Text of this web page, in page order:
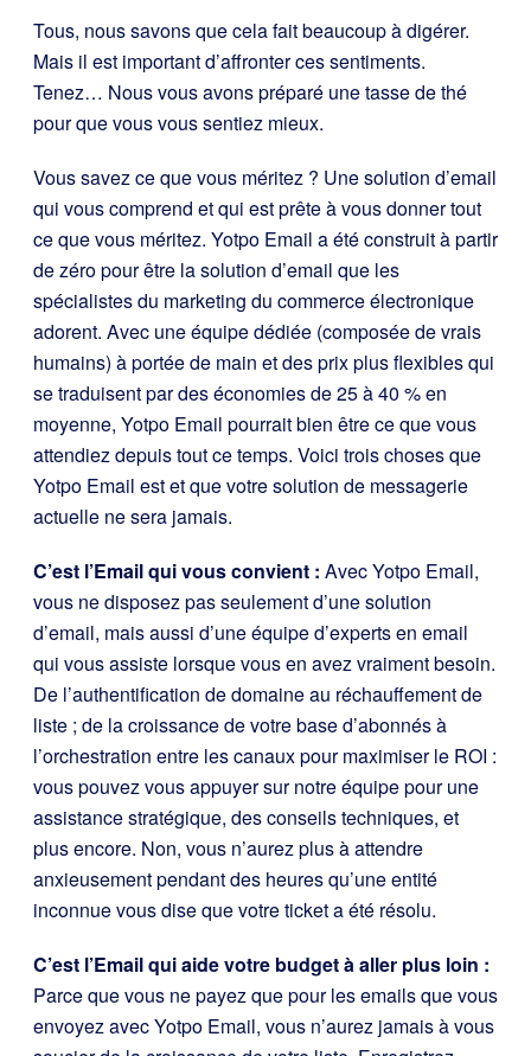
Tous, nous savons que cela fait beaucoup à digérer.
Mais il est important d’affronter ces sentiments.
Tenez… Nous vous avons préparé une tasse de thé
pour que vous vous sentiez mieux.
Vous savez ce que vous méritez ? Une solution d’email
qui vous comprend et qui est prête à vous donner tout
ce que vous méritez. Yotpo Email a été construit à partir
de zéro pour être la solution d’email que les
spécialistes du marketing du commerce électronique
adorent. Avec une équipe dédiée (composée de vrais
humains) à portée de main et des prix plus flexibles qui
se traduisent par des économies de 25 à 40 % en
moyenne, Yotpo Email pourrait bien être ce que vous
attendiez depuis tout ce temps. Voici trois choses que
Yotpo Email est et que votre solution de messagerie
actuelle ne sera jamais.
C’est l’Email qui vous convient : Avec Yotpo Email,
vous ne disposez pas seulement d’une solution
d’email, mais aussi d’une équipe d’experts en email
qui vous assiste lorsque vous en avez vraiment besoin.
De l’authentification de domaine au réchauffement de
liste ; de la croissance de votre base d’abonnés à
l’orchestration entre les canaux pour maximiser le ROI :
vous pouvez vous appuyer sur notre équipe pour une
assistance stratégique, des conseils techniques, et
plus encore. Non, vous n’aurez plus à attendre
anxieusement pendant des heures qu’une entité
inconnue vous dise que votre ticket a été résolu.
C’est l’Email qui aide votre budget à aller plus loin :
Parce que vous ne payez que pour les emails que vous
envoyez avec Yotpo Email, vous n’aurez jamais à vous